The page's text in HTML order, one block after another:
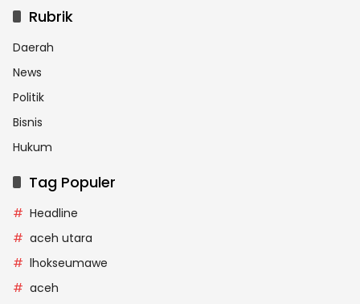
Rubrik
Daerah
News
Politik
Bisnis
Hukum
Tag Populer
Headline
aceh utara
lhokseumawe
aceh